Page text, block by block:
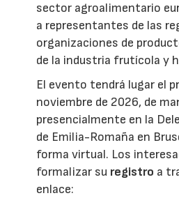
sector agroalimentario
a representantes de las
organizaciones de
de la industria frutícola y
El evento tendrá lugar el
noviembre de 2026, de
presencialmente en la
de Emilia-Romaña en
forma virtual. Los
formalizar su registro a
enlace: